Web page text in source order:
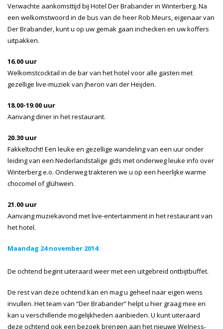
Verwachte aankomsttijd bij Hotel Der Brabander in Winterberg. Na
een welkomstwoord in de bus van de heer Rob Meurs, eigenaar van
Der Brabander, kunt u op uw gemak gaan inchecken en uw koffers
uitpakken.
16.00 uur
Welkomstcocktail in de bar van het hotel voor alle gasten met
gezellige live-muziek van Jheron van der Heijden.
18.00-19.00 uur
Aanvang diner in het restaurant.
20.30 uur
Fakkeltocht! Een leuke en gezellige wandeling van een uur onder
leiding van een Nederlandstalige gids met onderweg leuke info over
Winterberg e.o. Onderweg trakteren we u op een heerlijke warme
chocomel of glühwein.
21.00 uur
Aanvang muziekavond met live-entertainment in het restaurant van
het hotel.
Maandag 24 november 2014:
De ochtend begint uiteraard weer met een uitgebreid ontbijtbuffet.
De rest van deze ochtend kan en mag u geheel naar eigen wens
invullen. Het team van “Der Brabander” helpt u hier graag mee en
kan u verschillende mogelijkheden aanbieden. U kunt uiteraard
deze ochtend ook een bezoek brengen aan het nieuwe Welness-